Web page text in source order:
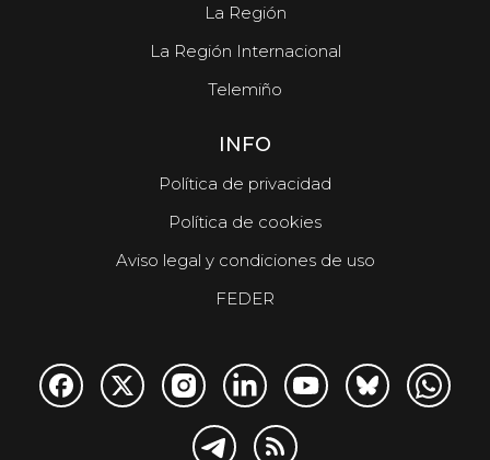
La Región
La Región Internacional
Telemiño
INFO
Política de privacidad
Política de cookies
Aviso legal y condiciones de uso
FEDER